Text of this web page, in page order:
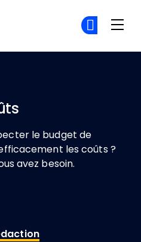
le budget de
les coûts ?
avez besoin.